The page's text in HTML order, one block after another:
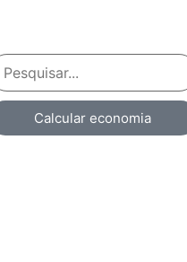
Calcular economia